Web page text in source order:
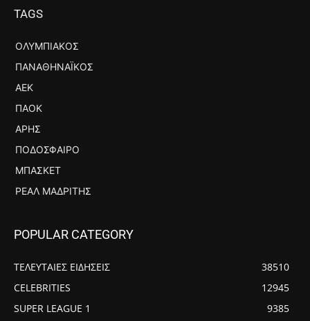
TAGS
ΟΛΥΜΠΙΑΚΌΣ
ΠΑΝΑΘΗΝΑΪΚΌΣ
ΑΕΚ
ΠΑΟΚ
ΆΡΗΣ
ΠΟΔΌΣΦΑΙΡΟ
ΜΠΆΣΚΕΤ
ΡΕΆΛ ΜΑΔΡΊΤΗΣ
POPULAR CATEGORY
ΤΕΛΕΥΤΑΙΕΣ ΕΙΔΗΣΕΙΣ
38510
CELEBRITIES
12945
SUPER LEAGUE 1
9385